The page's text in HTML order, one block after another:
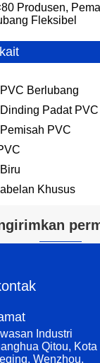
Produsen,
Fleksibel
Berlubang
Padat PVC
PVC
Khusus
Industri
Qitou, Kota
Wenzhou,